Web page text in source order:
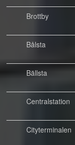
Brottby
Bålsta
Bällsta
Centralstation
Cityterminalen